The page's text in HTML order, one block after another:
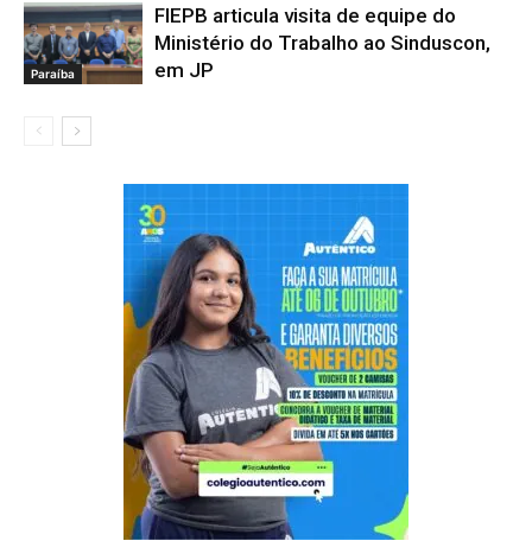
Paraíba
FIEPB articula visita de equipe do
Ministério do Trabalho ao Sinduscon,
em JP